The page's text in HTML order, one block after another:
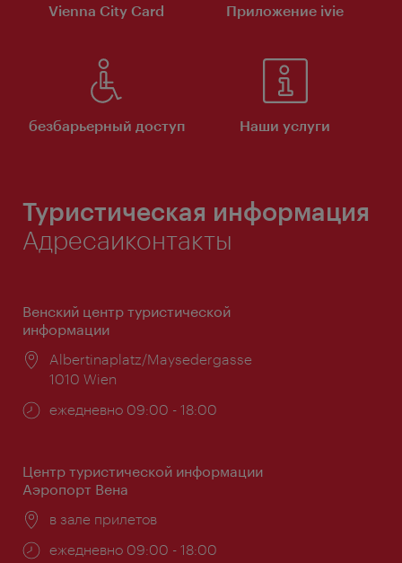
Vienna City Card Приложение ivie
безбарьерный доступ Наши услуги
Туристическая информация
Адресаиконтакты
Венский центр туристической
информации
Расположение:
Albertinaplatz/Maysedergasse
1010 Wien
Часы
ежедневно 09:00 - 18:00
Центр туристической информации
Аэропорт Вена
Расположение:
в зале прилетов
Часы
ежедневно 09:00 - 18:00